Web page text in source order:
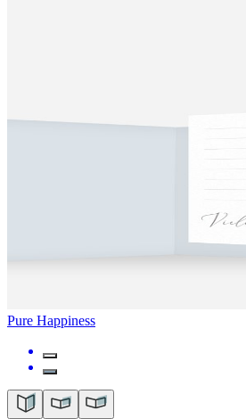
Pure Happiness